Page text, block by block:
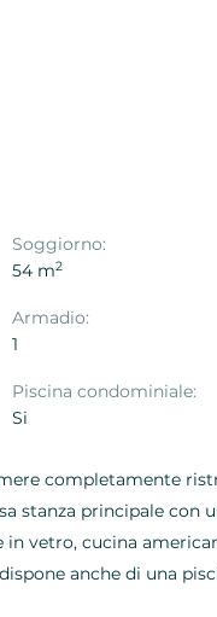
Soggiorno:
54 m2
Armadio:
1
Piscina condominiale:
Si
completamente
stanza principale con
vetro, cucina
anche di una
De Las
Adeje